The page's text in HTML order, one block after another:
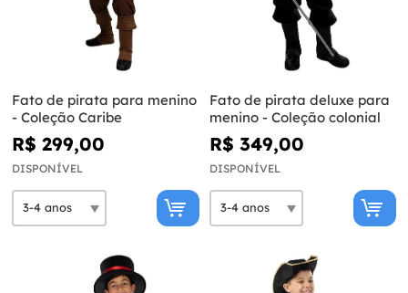
Fato de pirata para menino
- Coleção Caribe
R$ 299,00
DISPONÍVEL
Fato de pirata deluxe para
menino - Coleção colonial
R$ 349,00
DISPONÍVEL